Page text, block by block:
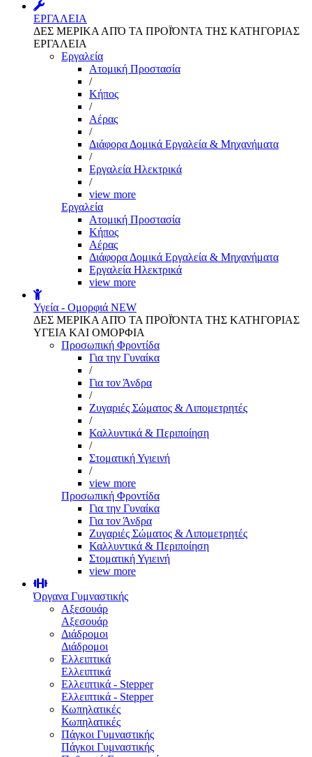
ΕΡΓΑΛΕΙΑ
ΔΕΣ ΜΕΡΙΚΑ ΑΠΌ ΤΑ ΠΡΟΪΌΝΤΑ ΤΗΣ ΚΑΤΗΓΟΡΙΑΣ
ΕΡΓΑΛΕΙΑ
Εργαλεία
Aτομική Προστασία
/
Kήπος
/
Αέρας
/
Διάφορα Δομικά Εργαλεία & Μηχανήματα
/
Εργαλεία Ηλεκτρικά
/
view more
Εργαλεία
Aτομική Προστασία
Kήπος
Αέρας
Διάφορα Δομικά Εργαλεία & Μηχανήματα
Εργαλεία Ηλεκτρικά
view more
Υγεία - Ομορφιά NEW
ΔΕΣ ΜΕΡΙΚΑ ΑΠΌ ΤΑ ΠΡΟΪΌΝΤΑ ΤΗΣ ΚΑΤΗΓΟΡΙΑΣ
ΥΓΕΙΑ ΚΑΙ ΟΜΟΡΦΙΑ
Προσωπική Φροντίδα
Για την Γυναίκα
/
Για τον Άνδρα
/
Ζυγαριές Σώματος & Λιπομετρητές
/
Καλλυντικά & Περιποίηση
/
Στοματική Υγιεινή
/
view more
Προσωπική Φροντίδα
Για την Γυναίκα
Για τον Άνδρα
Ζυγαριές Σώματος & Λιπομετρητές
Καλλυντικά & Περιποίηση
Στοματική Υγιεινή
view more
Όργανα Γυμναστικής
Αξεσουάρ
Αξεσουάρ
Διάδρομοι
Διάδρομοι
Ελλειπτικά
Ελλειπτικά
Ελλειπτικά - Stepper
Ελλειπτικά - Stepper
Κωπηλατικές
Κωπηλατικές
Πάγκοι Γυμναστικής
Πάγκοι Γυμναστικής